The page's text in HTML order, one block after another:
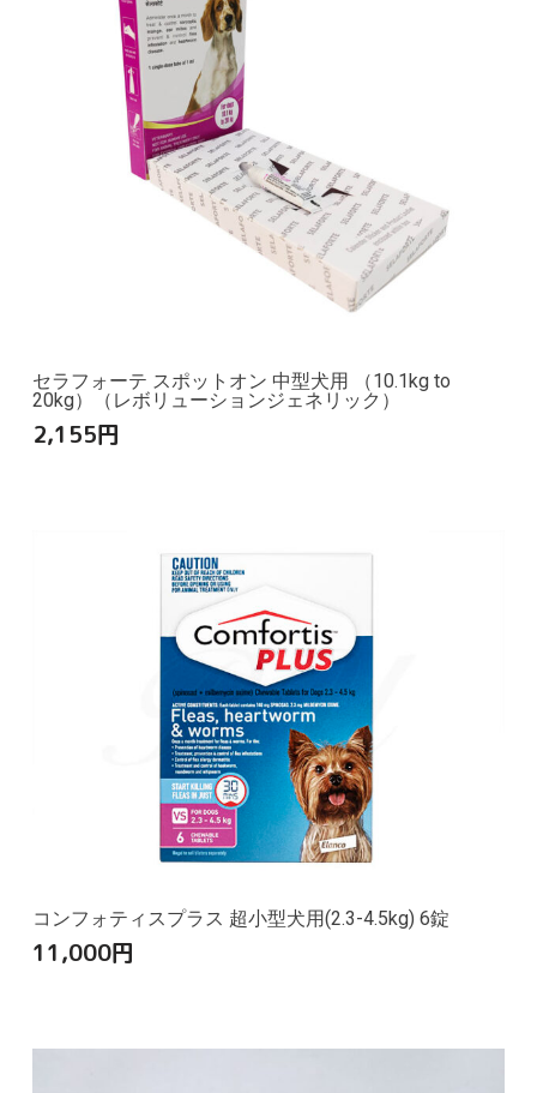
セラフォーテ スポットオン 中型犬用 （10.1kg to
20kg）（レボリューションジェネリック）
2,155円
コンフォティスプラス 超小型犬用(2.3-4.5kg) 6錠
11,000円